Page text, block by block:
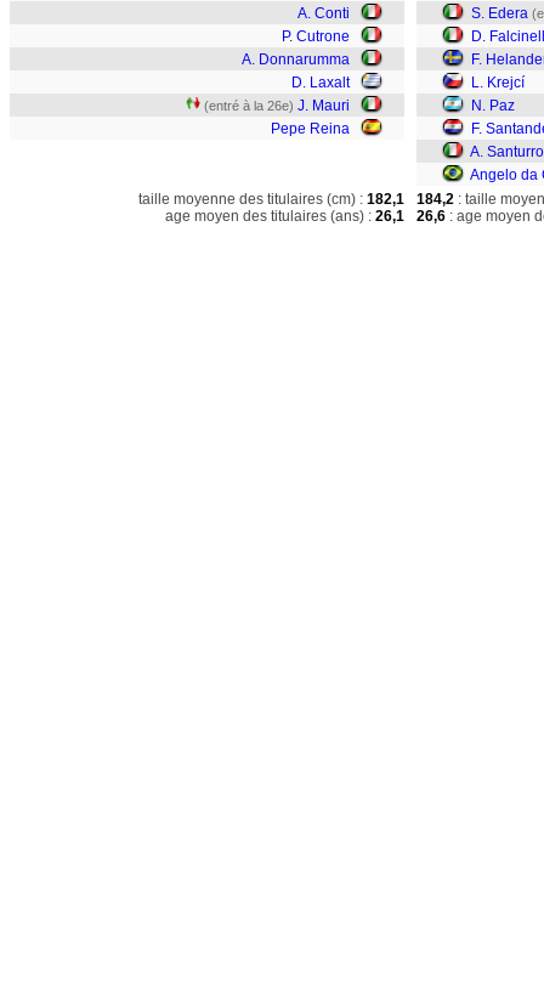
A. Conti
P. Cutrone
A. Donnarumma
D. Laxalt
(entré à la 26e) J. Mauri
Pepe Reina
S. Edera
D.
F.
L. Krejcí
N. Paz
F.
A. Santurro
Angelo da
taille moyenne des titulaires (cm) : 182,1
age moyen des titulaires (ans) : 26,1
184,2 : taille
26,6 : age moyen